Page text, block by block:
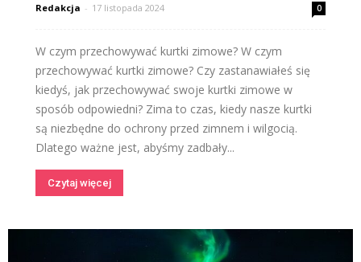
Redakcja - 17 listopada 2024 0
W czym przechowywać kurtki zimowe? W czym
przechowywać kurtki zimowe? Czy zastanawiałeś się
kiedyś, jak przechowywać swoje kurtki zimowe w
sposób odpowiedni? Zima to czas, kiedy nasze kurtki
są niezbędne do ochrony przed zimnem i wilgocią.
Dlatego ważne jest, abyśmy zadbały...
Czytaj więcej